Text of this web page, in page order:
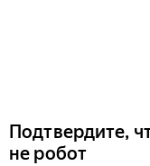
Подтвердите,
не робот